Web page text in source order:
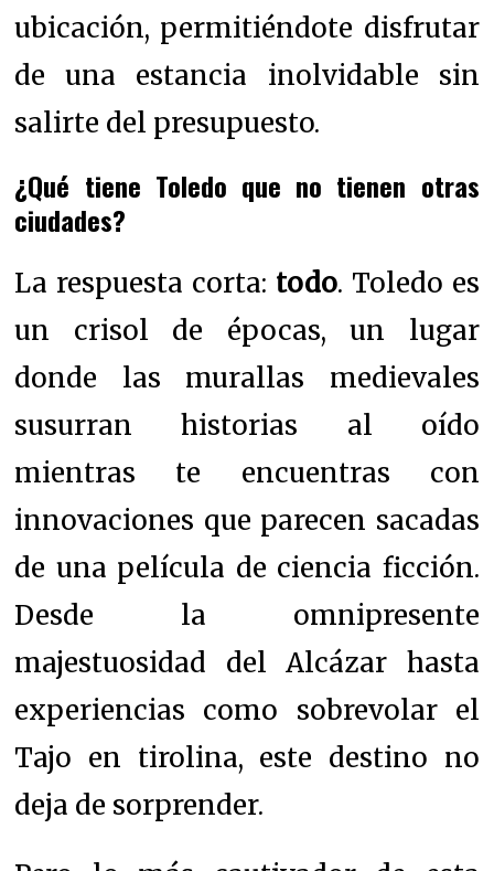
ubicación, permitiéndote disfrutar
de una estancia inolvidable sin
salirte del presupuesto.
¿Qué tiene Toledo que no tienen otras
ciudades?
La respuesta corta: todo. Toledo es
un crisol de épocas, un lugar
donde las murallas medievales
susurran historias al oído
mientras te encuentras con
innovaciones que parecen sacadas
de una película de ciencia ficción.
Desde la omnipresente
majestuosidad del Alcázar hasta
experiencias como sobrevolar el
Tajo en tirolina, este destino no
deja de sorprender.